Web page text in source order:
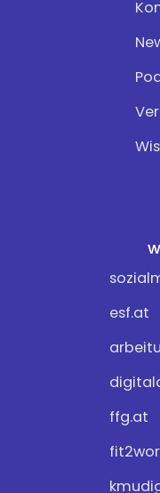
esf.at
ffg.at